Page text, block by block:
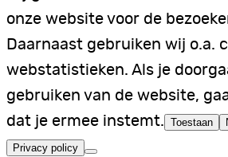
onze website voor de
Daarnaast gebruiken wij o.a.
webstatistieken. Als je
gebruiken van de website,
dat je ermee instemt. Toestaan
Privacy policy